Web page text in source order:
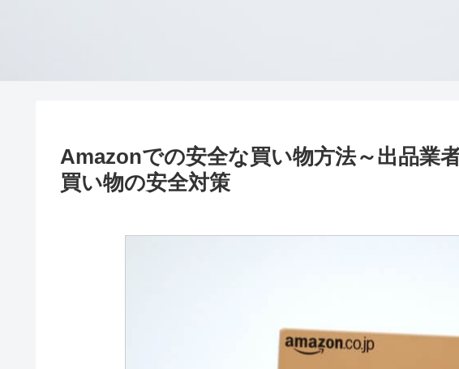
Amazonでの安全な買い物方法～出品業
買い物の安全対策